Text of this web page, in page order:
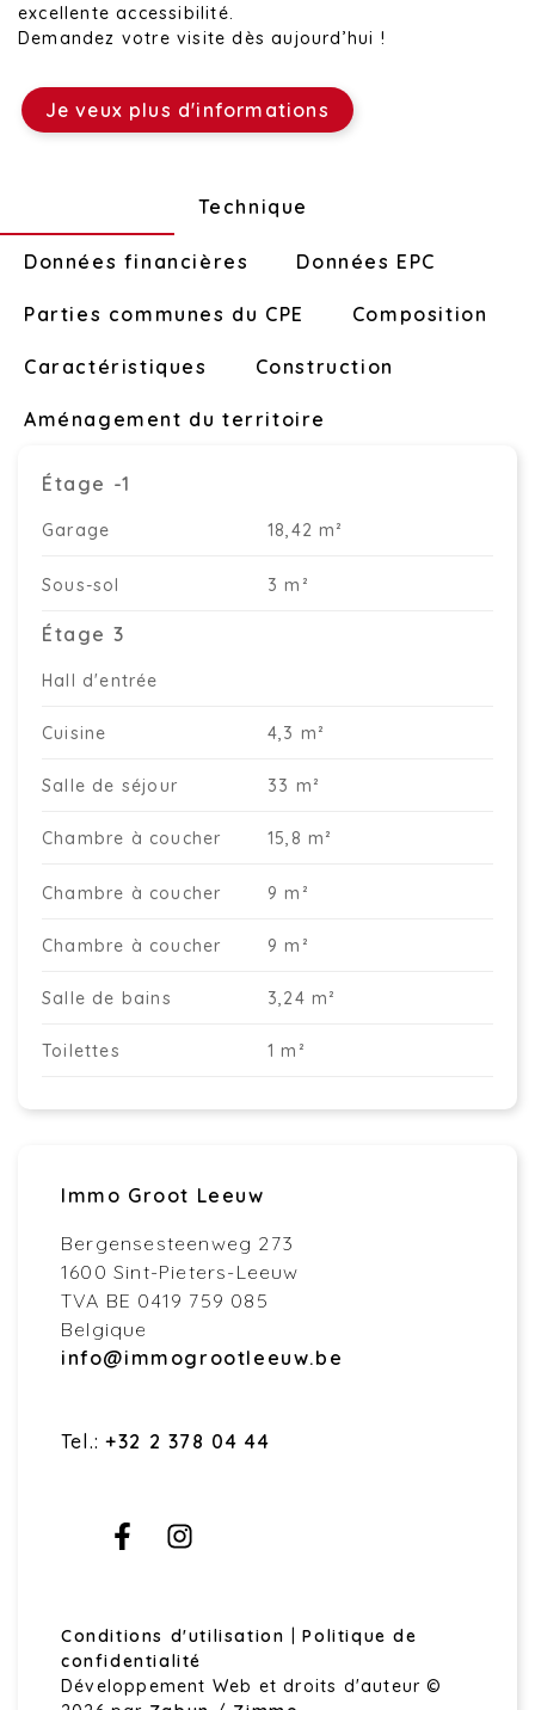
excellente accessibilité.
Demandez votre visite dès aujourd’hui !
Je veux plus d'informations
Technique
Données financières Données EPC
Parties communes du CPE Composition
Caractéristiques Construction
Aménagement du territoire
Étage -1
Garage 18,42 m²
Sous-sol 3 m²
Étage 3
Hall d'entrée
Cuisine 4,3 m²
Salle de séjour 33 m²
Chambre à coucher 15,8 m²
Chambre à coucher 9 m²
Chambre à coucher 9 m²
Salle de bains 3,24 m²
Toilettes 1 m²
Immo Groot Leeuw
Bergensesteenweg 273
1600 Sint-Pieters-Leeuw
TVA BE 0419 759 085
Belgique
info@immogrootleeuw.be
Tel.: +32 2 378 04 44
Conditions d'utilisation |Politique de
confidentialité
Développement Web et droits d'auteur ©